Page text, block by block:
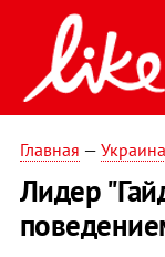
Главная — Украина
Лидер